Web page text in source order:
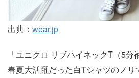
出典： wear.jp
「ユニクロ リブハイネックT（5分
春夏大活躍だった白Tシャツのノ